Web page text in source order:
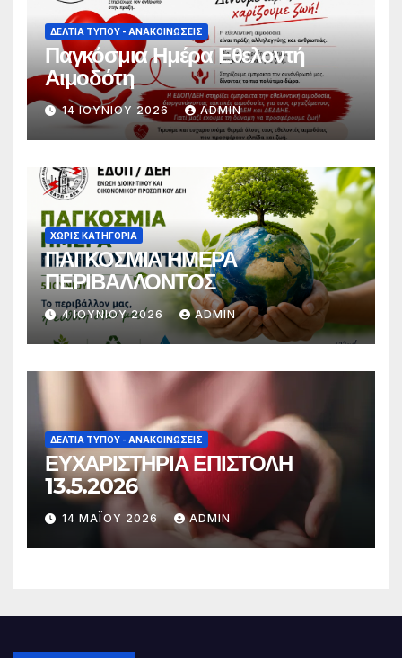
ΔΕΛΤΊΑ ΤΎΠΟΥ - ΑΝΑΚΟΙΝΏΣΕΙΣ
Παγκόσμια Ημέρα Εθελοντή
Αιμοδότη
14 ΙΟΥΝΊΟΥ 2026 ADMIN
ΧΩΡΊΣ ΚΑΤΗΓΟΡΊΑ
ΠΑΓΚΟΣΜΙΑ ΗΜΕΡΑ
ΠΕΡΙΒΑΛΛΟΝΤΟΣ
4 ΙΟΥΝΊΟΥ 2026 ADMIN
ΔΕΛΤΊΑ ΤΎΠΟΥ - ΑΝΑΚΟΙΝΏΣΕΙΣ
ΕΥΧΑΡΙΣΤΗΡΙΑ ΕΠΙΣΤΟΛΗ
13.5.2026
14 ΜΑΪ́ΟΥ 2026 ADMIN